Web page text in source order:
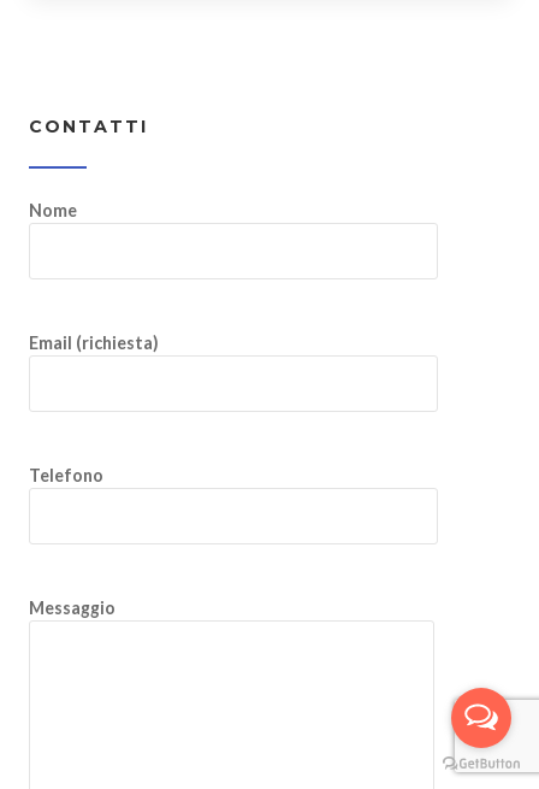
CONTATTI
Nome
Email (richiesta)
Telefono
Messaggio